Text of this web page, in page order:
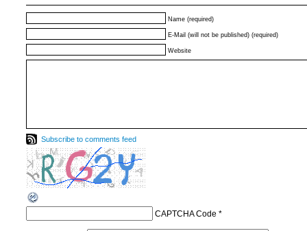
Name (required)
E-Mail (will not be published) (required)
Website
Subscribe to comments feed
CAPTCHA Code *